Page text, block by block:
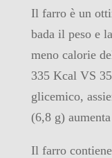
Il farro è un
bada il peso e
meno calorie
335 Kcal VS
glicemico,
(6,8 g)
Il farro